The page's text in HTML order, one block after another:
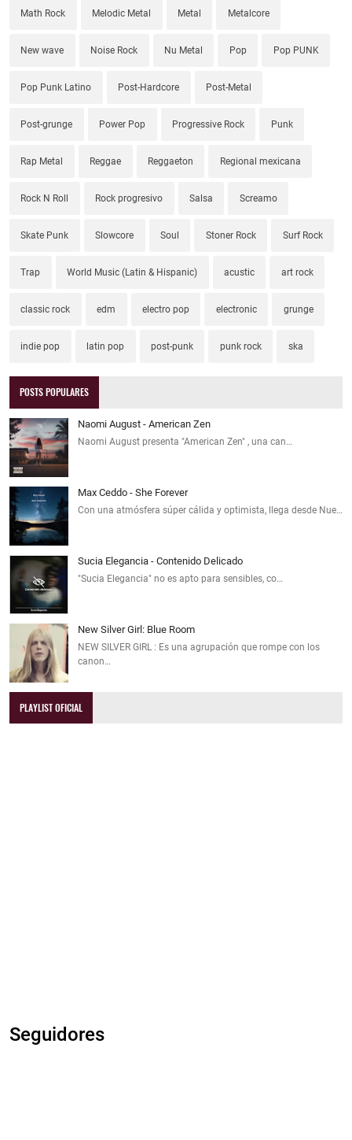
Math Rock Melodic Metal Metal Metalcore
New wave Noise Rock Nu Metal Pop Pop PUNK
Pop Punk Latino Post-Hardcore Post-Metal
Post-grunge Power Pop Progressive Rock Punk
Rap Metal Reggae Reggaeton Regional mexicana
Rock N Roll Rock progresivo Salsa Screamo
Skate Punk Slowcore Soul Stoner Rock Surf Rock
Trap World Music (Latin & Hispanic) acustic art rock
classic rock edm electro pop electronic grunge
indie pop latin pop post-punk punk rock ska
POSTS POPULARES
Naomi August - American Zen
Naomi August presenta "American Zen" , una can…
Max Ceddo - She Forever
Con una atmósfera súper cálida y optimista, llega desde Nue…
Sucia Elegancia - Contenido Delicado
"Sucia Elegancia" no es apto para sensibles, co…
New Silver Girl: Blue Room
NEW SILVER GIRL : Es una agrupación que rompe con los
canon…
PLAYLIST OFICIAL
Seguidores